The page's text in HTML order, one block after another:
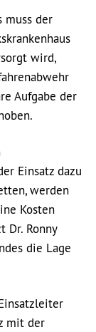
muss der
wird,
Aufgabe der
Einsatz dazu
werden
Kosten
Dr. Ronny
die Lage
mit der